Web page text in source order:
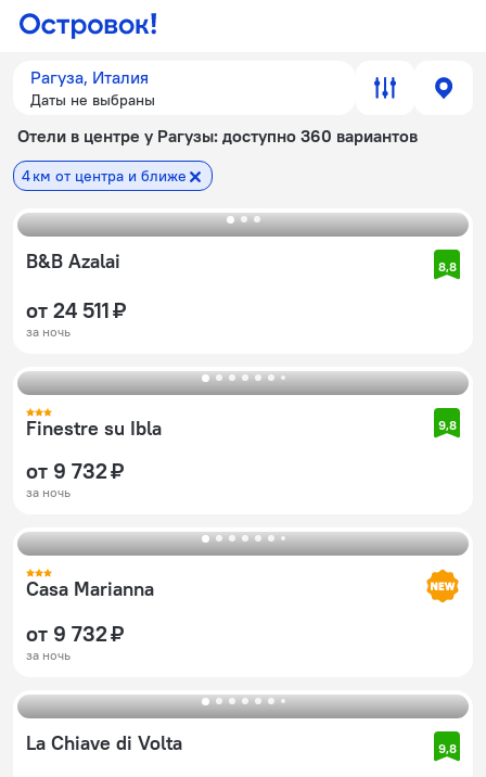
Рагуза, Италия
Даты не выбраны
Отели в центре у Рагузы: доступно 360 вариантов
4 км от центра и ближе
B&B Azalai 8,8
от 24 511 ₽
за ночь
Finestre su Ibla 9,8
от 9 732 ₽
за ночь
Casa Marianna
от 9 732 ₽
за ночь
La Chiave di Volta 9,8